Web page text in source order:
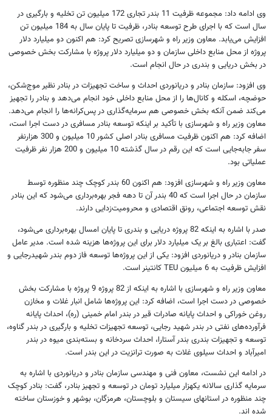
وی ادامه داد: مجموعه ظرفیت 11 بندر تجاری 172 میلیون تن تخلیه و بارگیری در
سال است‌ که با اجرای طرح توسعه بنادر، ظرفیت تا پایان سال به 184 میلیون تن
افزایش می‌یابد. معاون وزیر راه و شهرسازی تصریح کرد: هم اکنون دو میلیارد دلار
پروژه از محل منابع داخلی سازمان و دو میلیارد دلار پروژه با مشارکت بخش خصوصی
در بخش دریایی و بندری در حال انجام است.
وی افزود: سازمان بنادر و دریانوردی احداث و ساخت تجهیزات در بنادر نظیر موج‌شکن،
حوضچه، اسکله و کانال‌ها را از محل منابع داخلی خود انجام می‌دهد و بنادر را تجهیز
می‌کند ضمن آنکه بخش خصوصی هم سرمایه‌گذاری در پس‌کرانه‌ها را انجام می‌دهد.
معاون وزیر راه و شهرسازی با تأکید بر اینکه توسعه بنادر مسافری در دست اجرا است،
اضافه کرد: هم اکنون ظرفیت مسافری بنادر اصلی کشور 10 میلیون و 300 هزارنفر
سفر جابه‌جایی است‌ که این رقم در سال گذشته 10 میلیون و 200 هزار نفر ظرفیت
عملیاتی بود.
معاون وزیر راه و شهرسازی افزود: هم اکنون 60 بندر کوچک چند منظوره توسط
سازمان در حال اجرا است که 40 بندر آن تا دهه فجر بهره‌برداری می‌شود که این بنادر
نقش توسعه اجتماعی، رونق اقتصادی و محرومیت‌زدایی دارند.
صدر با اشاره به اینکه 82 پروژه دریایی و بندری تا پایان امسال بهره‌برداری می‌شود،
گفت: اعتباری بالغ بر یک میلیارد دلار برای این پروژه‌ها هزینه شده است. مدیر عامل
سازمان بنادر و دریانوردی افزود: یکی از این پروژه‌ها توسعه فاز دوم بندر شهید‌رجایی و
افزایش ظرفیت به 6 میلیون
TEU کانتینر ‌است.
معاون وزیر راه و شهرسازی با اشاره به اینکه از 82 پروژه 9 پروژه با مشارکت بخش
خصوصی در دست اجرا است، اضافه کرد: این پروژه‌ها شامل انبار غلات و مخازن
روغن خوراکی و احداث پایانه صادرات قیر در بندر امام خمینی (ره)، احداث پایانه
فرآورده‌های نفتی در بندر شهید رجایی، توسعه تجهیزات تخلیه و بارگیری در بندر گناوه،
توسعه و تجهیزات بندری بندر آستارا، احداث سردخانه و بسته‌بندی میوه در بندر
امیر‌آباد و احداث سیلوی غلات به صورت ترانزیت در این بندر است.
در ادامه این نشست، معاون فنی و مهندسی سازمان بنادر و دریانوردی با اشاره به
سرمایه گذاری سالانه یکهزار میلیارد تومان در توسعه و تجهیز بنادر، گفت: بنادر کوچک
چند منظوره در استانهای سیستان و بلوچستان، هرمزگان، بوشهر و خوزستان ساخته
شده اند.